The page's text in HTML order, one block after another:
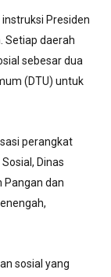
Presiden
Setiap daerah
sebesar dua
(DTU) untuk
perangkat
Dinas
Pangan dan
sosial yang